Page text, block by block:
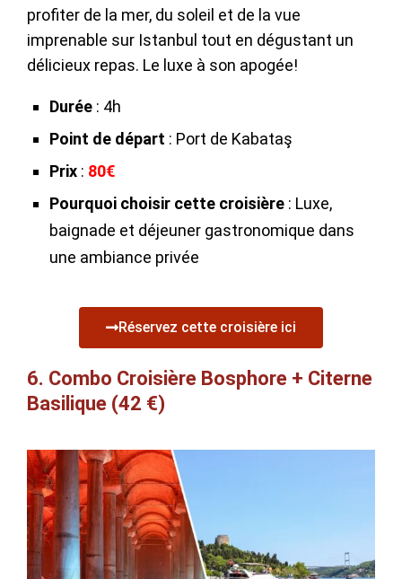
profiter de la mer, du soleil et de la vue
imprenable sur Istanbul tout en dégustant un
délicieux repas. Le luxe à son apogée!
Durée : 4h
Point de départ : Port de Kabataş
Prix : 80€
Pourquoi choisir cette croisière : Luxe,
baignade et déjeuner gastronomique dans
une ambiance privée
Réservez cette croisière ici
6. Combo Croisière Bosphore + Citerne
Basilique (42 €)